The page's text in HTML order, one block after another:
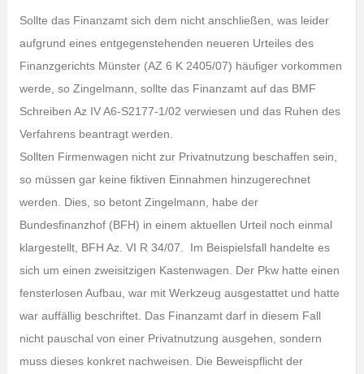
Sollte das Finanzamt sich dem nicht anschließen, was leider
aufgrund eines entgegenstehenden neueren Urteiles des
Finanzgerichts Münster (AZ 6 K 2405/07) häufiger vorkommen
werde, so Zingelmann, sollte das Finanzamt auf das BMF
Schreiben Az IV A6-S2177-1/02 verwiesen und das Ruhen des
Verfahrens beantragt werden.
Sollten Firmenwagen nicht zur Privatnutzung beschaffen sein,
so müssen gar keine fiktiven Einnahmen hinzugerechnet
werden. Dies, so betont Zingelmann, habe der
Bundesfinanzhof (BFH) in einem aktuellen Urteil noch einmal
klargestellt, BFH Az. VI R 34/07. Im Beispielsfall handelte es
sich um einen zweisitzigen Kastenwagen. Der Pkw hatte einen
fensterlosen Aufbau, war mit Werkzeug ausgestattet und hatte
war auffällig beschriftet. Das Finanzamt darf in diesem Fall
nicht pauschal von einer Privatnutzung ausgehen, sondern
muss dieses konkret nachweisen. Die Beweispflicht der